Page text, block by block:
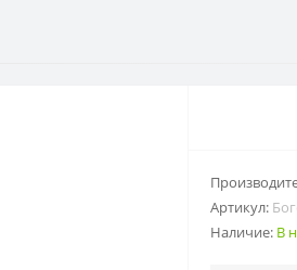
Артикул:
Наличие: В